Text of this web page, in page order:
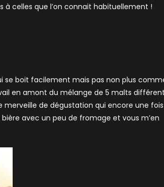
à celles que l’on connait habituellement !
se boit facilement mais pas non plus
en amont du mélange de 5 malts
de dégustation qui encore une fois
avec un peu de fromage et vous m’en